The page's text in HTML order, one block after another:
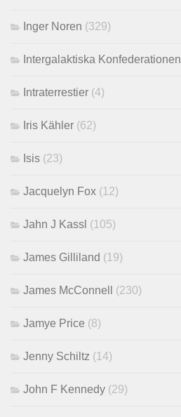
Inger Noren (329)
Intergalaktiska Konfederationen
Intraterrestier (4)
Iris Kähler (62)
Isis (23)
Jacquelyn Fox (12)
Jahn J Kassl (105)
James Gilliland (19)
James McConnell (230)
Jamye Price (8)
Jenny Schiltz (14)
John F Kennedy (29)